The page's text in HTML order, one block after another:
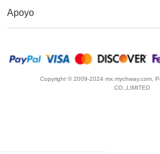
Apoyo
Copyright © 2009-2024 mx.mychway.com,
CO.,LIMITED